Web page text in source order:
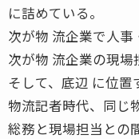
に詰めている。
次が物 流企業で人事
次が物 流企業の現場
そして、底辺 に位置
物流記者時代、同じ
総務と現場担当との